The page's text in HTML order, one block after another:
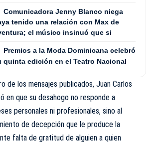
Comunicadora Jenny Blanco niega
tenido una relación con Max de
el músico insinuó que si
Premios a la Moda Dominicana celebró
quinta edición en el Teatro Nacional
de los mensajes publicados, Juan Carlos
en que su desahogo no responde a
personales ni profesionales, sino al
de decepción que le produce la
falta de gratitud de alguien a quien